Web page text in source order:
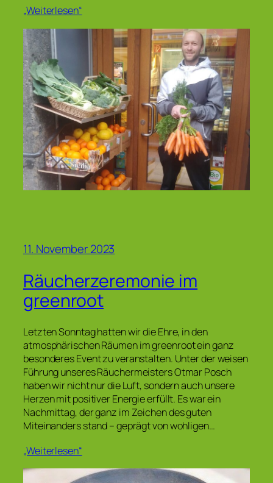
„Weiterlesen“
11. November 2023
Räucherzeremonie im
greenroot
Letzten Sonntag hatten wir die Ehre, in den
atmosphärischen Räumen im greenroot ein ganz
besonderes Event zu veranstalten. Unter der weisen
Führung unseres Räuchermeisters Otmar Posch
haben wir nicht nur die Luft, sondern auch unsere
Herzen mit positiver Energie erfüllt. Es war ein
Nachmittag, der ganz im Zeichen des guten
Miteinanders stand – geprägt von wohligen…
„Weiterlesen“